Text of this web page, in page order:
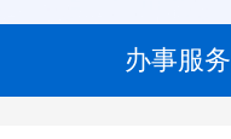
办事服务